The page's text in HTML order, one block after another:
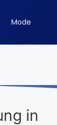
Mode
in